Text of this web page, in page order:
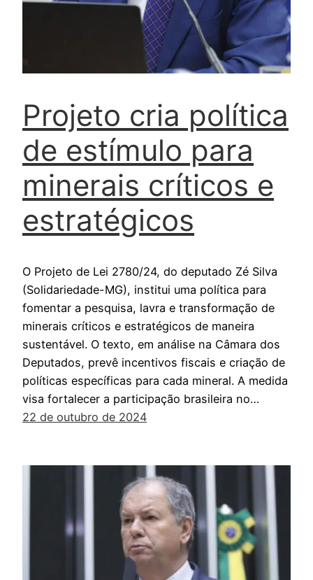
Projeto cria política
de estímulo para
minerais críticos e
estratégicos
O Projeto de Lei 2780/24, do deputado Zé Silva
(Solidariedade-MG), institui uma política para
fomentar a pesquisa, lavra e transformação de
minerais críticos e estratégicos de maneira
sustentável. O texto, em análise na Câmara dos
Deputados, prevê incentivos fiscais e criação de
políticas específicas para cada mineral. A medida
visa fortalecer a participação brasileira no…
22 de outubro de 2024